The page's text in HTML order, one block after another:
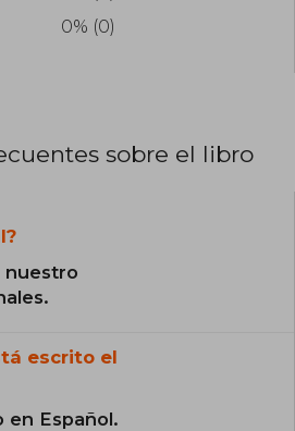
0% (0)
sobre el libro
nuestro
escrito el
en Español.